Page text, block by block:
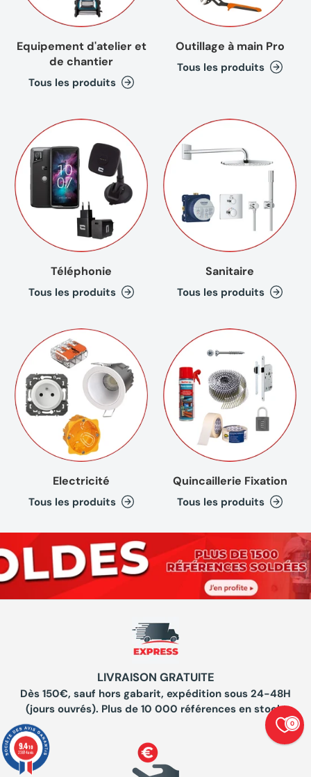
Equipement d'atelier et
de chantier
Tous les produits
Outillage à main Pro
Tous les produits
Téléphonie
Tous les produits
Sanitaire
Tous les produits
Electricité
Tous les produits
Quincaillerie Fixation
Tous les produits
LIVRAISON GRATUITE
Dès 150€, sauf hors gabarit, expédition sous 24-48H
(jours ouvrés). Plus de 10 000 références en stock.
0
9.4/10
23874 avis